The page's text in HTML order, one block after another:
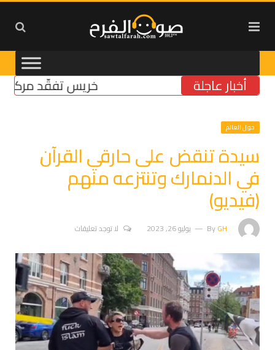
أخبار عاجلة خريس تفقّد مركز
حول العالم
سيدة تنقض على حارقي القرآن
في الدنمارك وتنتزعه منهم
(فيديو)
ByGH يوليو 26, 2023 لا توجد تعليقات